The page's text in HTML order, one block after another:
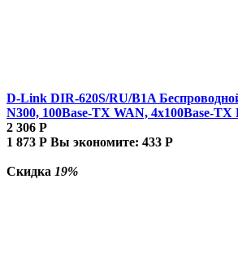
D-Link DIR-620S/RU/B1A
N300, 100Base-TX WAN, 4x100Base-
2 306 Р
1 873 Р Вы экономите: 433 Р
Скидка 19%